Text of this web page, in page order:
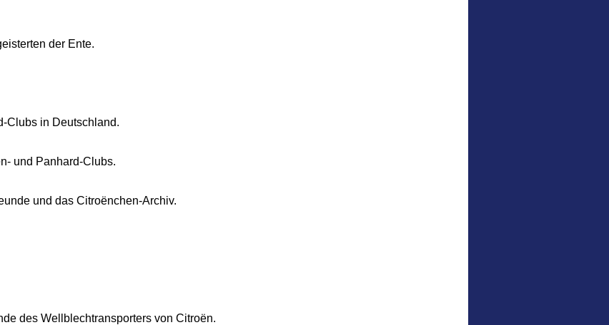
der Ente.
Clubs in Deutschland.
und Panhard-Clubs.
und das Citroënchen-Archiv.
des Wellblechtransporters von Citroën.